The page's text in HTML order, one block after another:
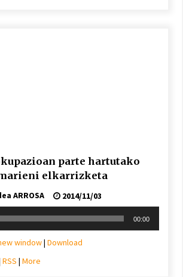
parte hartutako
elkarrizketa
ARROSA
2014/11/03
00:00
window| Download
RSS | More